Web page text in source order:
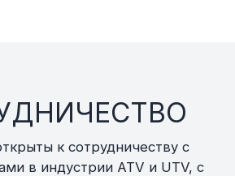
к сотрудничеству с
в индустрии ATV и UTV, с